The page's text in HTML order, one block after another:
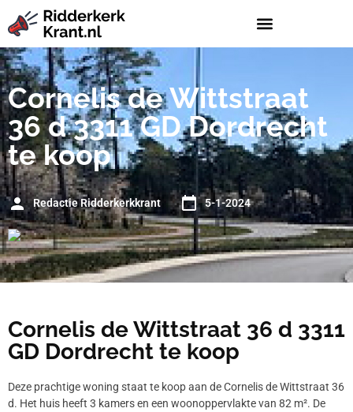
Cornelis de Wittstraat
36 d 3311 GD Dordrecht
te koop
Redactie Ridderkerkkrant 5-1-2024
Cornelis de Wittstraat 36 d 3311
GD Dordrecht te koop
Deze prachtige woning staat te koop aan de Cornelis de Wittstraat 36
d. Het huis heeft 3 kamers en een woonoppervlakte van 82 m². De